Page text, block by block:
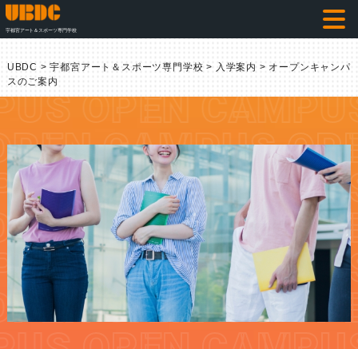
宇都宮アート＆スポーツ専門学校
UBDC >宇都宮アート＆スポーツ専門学校 > 入学案内 > オープンキャンパ
スのご案内CAMPUS
OPEN CAMPUS
CAMPUS
OPEN CAMPUS
CAMPUS
OPEN CAMPUS
CAMPUS